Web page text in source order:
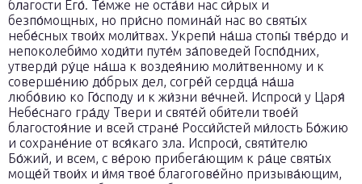
бл́агости Его́. Те́мже не оста́ви нас си́рых и
безпо́мощных, но при́сно помина́й нас во святы́х
небе́сных твои́х моли́твах. Укрепи́ на́ша стопы́ тве́рдо и
непоколеби́мо ходи́ти путе́м за́поведей Госпо́дних,
утверди́ ру́це на́ша к воздея́нию моли́твенному и к
соверше́нию до́брых дел, согре́й сердца́ на́ша
любо́вию ко Го́споду и к жи́зни ве́чней. Испроси́ у Царя́
Небе́снаго гра́ду Твери и святе́й оби́тели твое́й
благостоя́ние и всей стране́ Росси́йстей ми́лость Бо́жию
и сохране́ние от вся́каго зла. Испроси́, святи́телю
Бо́жий, и всем, с ве́рою прибега́ющим к ра́це святы́х
моще́й твои́х и и́мя твое́ благогове́йно призыва́ющим,